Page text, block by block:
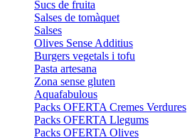
Sucs de fruita
Salses de tomàquet
Salses
Olives Sense Additius
Burgers vegetals i tofu
Pasta artesana
Zona sense gluten
Aquafabulous
Packs OFERTA Cremes Verdures
Packs OFERTA Llegums
Packs OFERTA Olives